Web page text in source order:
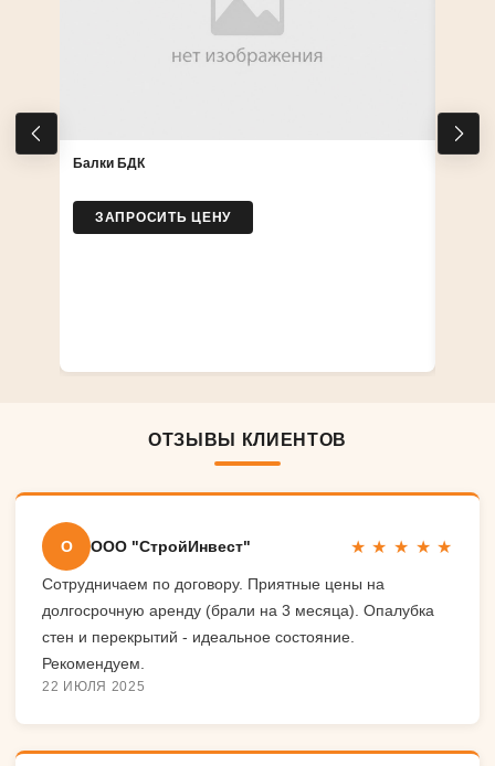
Балки БДК
ЗАПРОСИТЬ ЦЕНУ
ОТЗЫВЫ КЛИЕНТОВ
О ООО "СтройИнвест" ★ ★ ★ ★ ★
Сотрудничаем по договору. Приятные цены на
долгосрочную аренду (брали на 3 месяца). Опалубка
стен и перекрытий - идеальное состояние.
Рекомендуем.
22 ИЮЛЯ 2025